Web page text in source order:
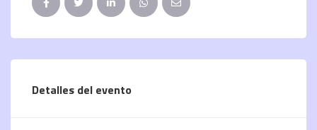
Detalles del evento